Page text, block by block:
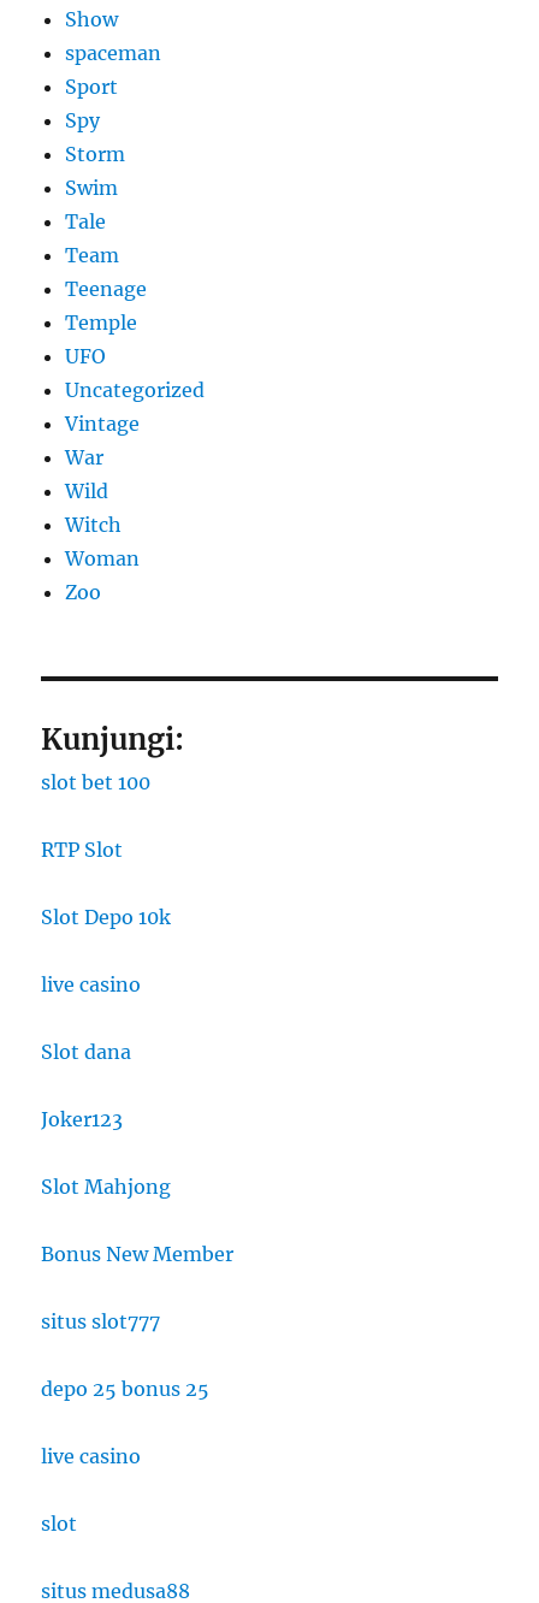
Show
spaceman
Sport
Spy
Storm
Swim
Tale
Team
Teenage
Temple
UFO
Uncategorized
Vintage
War
Wild
Witch
Woman
Zoo
Kunjungi:
slot bet 100
RTP Slot
Slot Depo 10k
live casino
Slot dana
Joker123
Slot Mahjong
Bonus New Member
situs slot777
depo 25 bonus 25
live casino
slot
situs medusa88